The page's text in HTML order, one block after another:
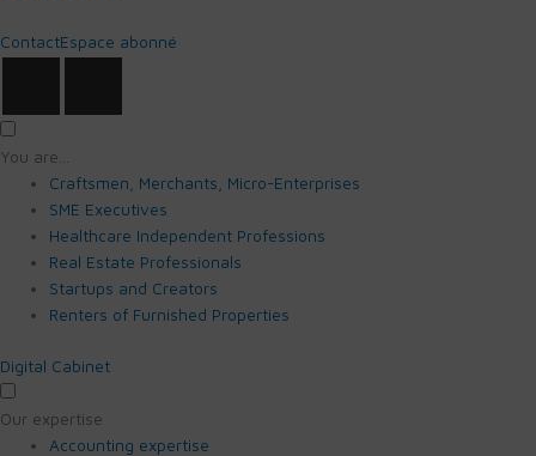
ContactEspace abonné
You are…
Craftsmen, Merchants, Micro-Enterprises
SME Executives
Healthcare Independent Professions
Real Estate Professionals
Startups and Creators
Renters of Furnished Properties
Digital Cabinet
Our expertise
Accounting expertise